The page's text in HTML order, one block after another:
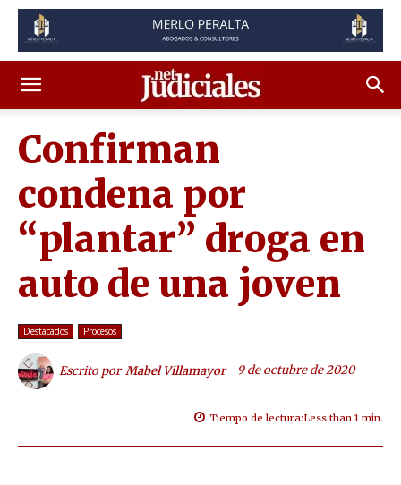
Confirman
condena por
“plantar” droga en
auto de una joven
Destacados Procesos
Escrito por Mabel Villamayor 9 de octubre de 2020
Tiempo de lectura:Less than 1 min.